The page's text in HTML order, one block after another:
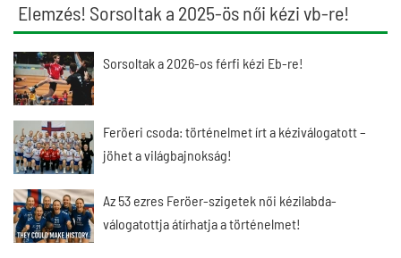
Elemzés! Sorsoltak a 2025-ös női kézi vb-re!
Sorsoltak a 2026-os férfi kézi Eb-re!
Feröeri csoda: történelmet írt a kéziválogatott –
jöhet a világbajnokság!
Az 53 ezres Feröer-szigetek női kézilabda-
válogatottja átírhatja a történelmet!